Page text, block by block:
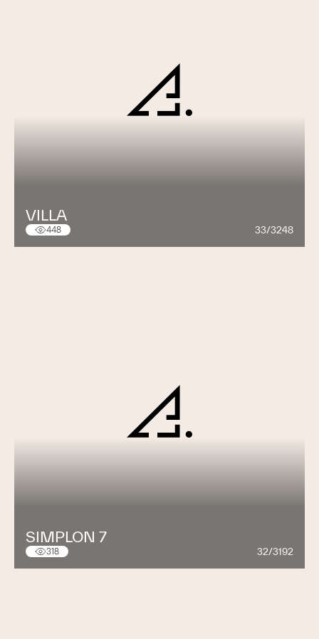
VILLA
448 33/3248
SIMPLON 7
318 32/3192